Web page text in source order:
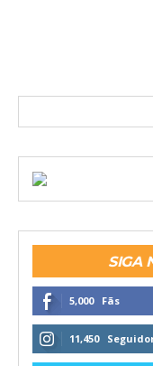
SIGA
5,000 Fãs
11,450